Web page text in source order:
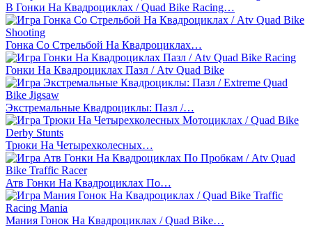
В Гонки На Квадроциклах / Quad Bike Racing…
Гонка Со Стрельбой На Квадроциклах…
Гонки На Квадроциклах Пазл / Atv Quad Bike
Экстремальные Квадроциклы: Пазл /…
Трюки На Четырехколесных…
Атв Гонки На Квадроциклах По…
Мания Гонок На Квадроциклах / Quad Bike…